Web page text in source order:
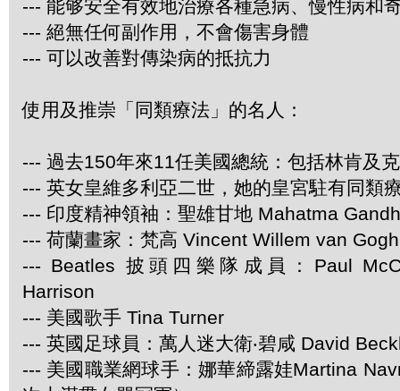
--- 能够安全有效地治療各種急病、慢性病和
--- 絕無任何副作用，不會傷害身體
--- 可以改善對傳染病的抵抗力
使用及推崇「同類療法」的名人：
--- 過去150年來11任美國總統：包括林肯及
--- 英女皇維多利亞二世，她的皇宮駐有同類
--- 印度精神領袖：聖雄甘地 Mahatma
--- 荷蘭畫家：梵高 Vincent Willem van Gogh
--- Beatles 披頭四樂隊成員：Paul
Harrison
--- 美國歌手 Tina Turner
--- 英國足球員：萬人迷大衛‧碧咸 David
--- 美國職業網球手：娜華締露娃Martina